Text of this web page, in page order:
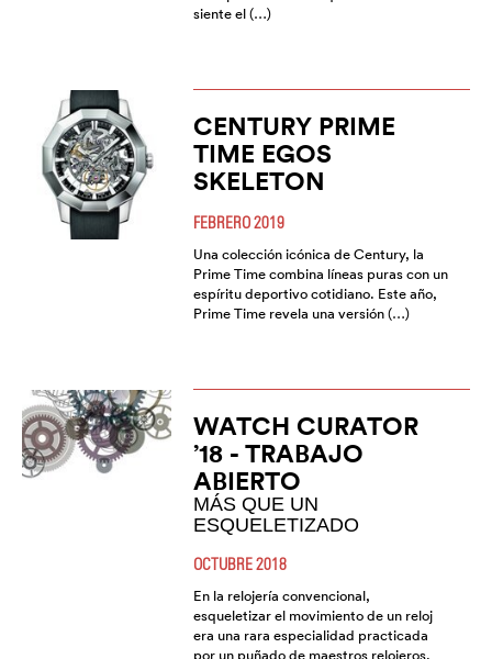
siente el (…)
CENTURY PRIME
TIME EGOS
SKELETON
FEBRERO 2019
Una colección icónica de Century, la
Prime Time combina líneas puras con un
espíritu deportivo cotidiano. Este año,
Prime Time revela una versión (…)
WATCH CURATOR
’18 - TRABAJO
ABIERTO
MÁS QUE UN
ESQUELETIZADO
OCTUBRE 2018
En la relojería convencional,
esqueletizar el movimiento de un reloj
era una rara especialidad practicada